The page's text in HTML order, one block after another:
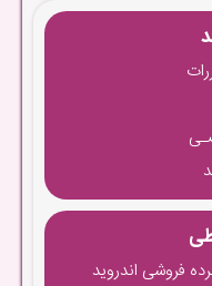
فروشی اندروید